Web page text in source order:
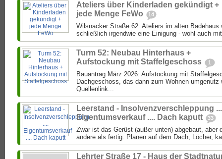
Ateliers über Kinderladen gekündigt +
jede Menge FeWo
14
Wilsnacker Straße 62: Ateliers im alten Badehaus
schließlich irgendwie eine Einigung - wohl auch
Turm 52: Neubau Hinterhaus +
Aufstockung mit Staffelgeschoss
1
Bauantrag März 2026: Aufstockung mit
Dachgeschoss, das dann zum Wohnen umgenutz
Quellenlink...
Leerstand - Insolvenzverschleppung
Eigentumsverkauf .... Dach kaputt
33
Zwar ist das Gerüst (außer unten) abgebaut, aber
andere als fertig. Planen auf dem Dach, Löcher,
Lehrter Straße 17 - Haus der